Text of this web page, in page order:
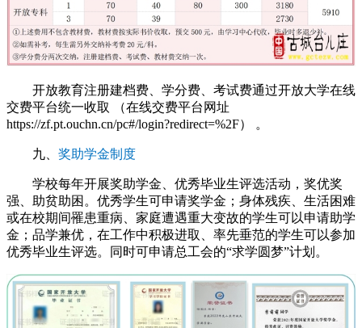
开放教育注册建档费、学分费、考试费通过开放大学在线
交费平台统一收取 （在线交费平台网址
https://zf.pt.ouchn.cn/pc#/login?redirect=%2F） 。
九、 奖助学金制度
学校每年开展奖助学金、优秀毕业生评选活动，奖优奖
强、助贫助困。优秀学生可申请奖学金；身体残疾、生活困难
或在校期间罹患重病、家庭遭遇重大变故的学生可以申请助学
金；品学兼优，在工作中积极进取、率先垂范的学生可以参加
优秀毕业生评选。同时可申请总工会的“求学圆梦”计划。